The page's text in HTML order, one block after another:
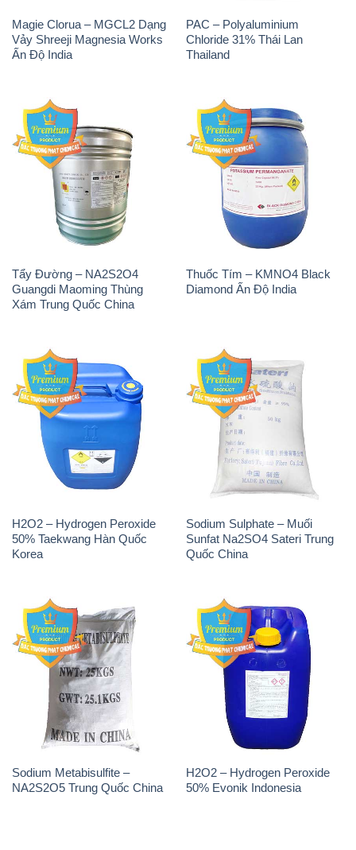
Magie Clorua – MGCL2 Dạng
Vảy Shreeji Magnesia Works
Ấn Độ India
PAC – Polyaluminium
Chloride 31% Thái Lan
Thailand
Tẩy Đường – NA2S2O4
Guangdi Maoming Thùng
Xám Trung Quốc China
Thuốc Tím – KMNO4 Black
Diamond Ấn Độ India
H2O2 – Hydrogen Peroxide
50% Taekwang Hàn Quốc
Korea
Sodium Sulphate – Muối
Sunfat Na2SO4 Sateri Trung
Quốc China
Sodium Metabisulfite –
NA2S2O5 Trung Quốc China
H2O2 – Hydrogen Peroxide
50% Evonik Indonesia